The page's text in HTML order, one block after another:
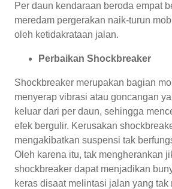
Per daun kendaraan beroda empat
meredam pergerakan naik-turun
oleh ketidakrataan jalan.
Perbaikan Shockbreaker
Shockbreaker merupakan bagian
menyerap vibrasi atau goncangan
keluar dari per daun, sehingga
efek bergulir. Kerusakan
mengakibatkan suspensi tak
Oleh karena itu, tak mengherankan
shockbreaker dapat menjadikan
keras disaat melintasi jalan yang tak